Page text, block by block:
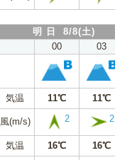
明 日 8/8(土)
00 03
気温 11℃ 11℃
風(m/s) 2 2
気温 16℃ 16℃